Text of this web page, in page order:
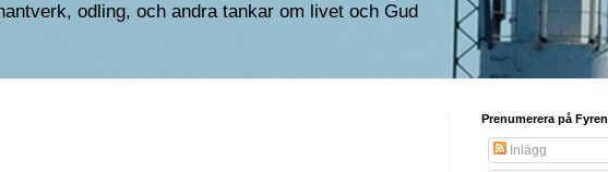
odling, och andra tankar om livet och Gud
Prenumerera på Fyren
Inlägg